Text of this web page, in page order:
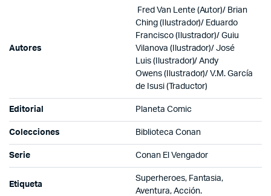
Autores
Fred Van Lente (Autor)/ Brian
Ching (Ilustrador)/ Eduardo
Francisco (Ilustrador)/Guiu
Vilanova (Ilustrador)/José
Luis (Ilustrador)/Andy
Owens (Ilustrador)/V.M. García
de Isusi (Traductor)
Editorial Planeta Comic
Colecciones Biblioteca Conan
Serie Conan El Vengador
Etiqueta
Superheroes, Fantasia,
Aventura, Acción.